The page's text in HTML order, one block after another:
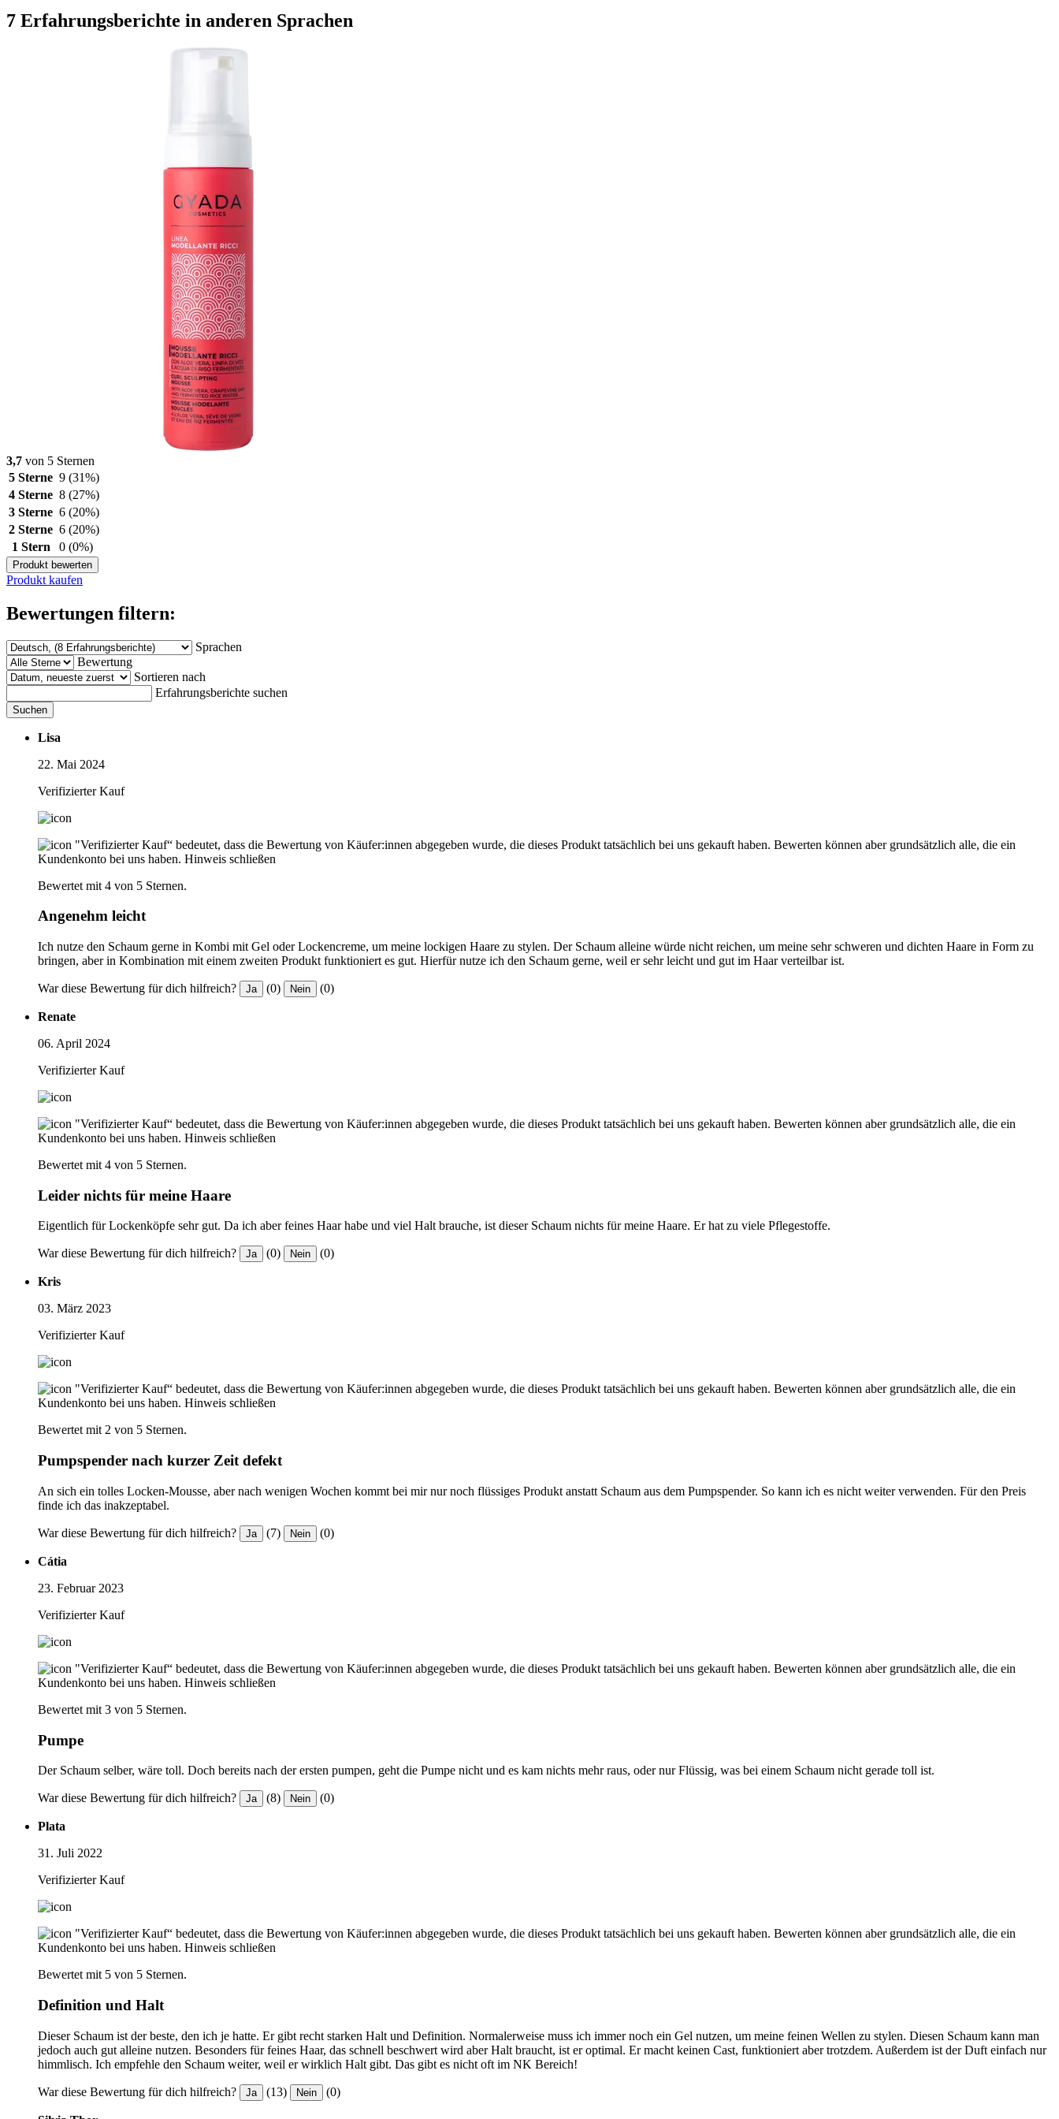
7 Erfahrungsberichte in anderen Sprachen
3,7 von 5 Sternen
5 Sterne 9 (31%)
4 Sterne 8 (27%)
3 Sterne 6 (20%)
2 Sterne 6 (20%)
1 Stern
0 (0%)
Produkt bewerten
Produkt kaufen
Bewertungen filtern:
Sprachen
Bewertung
Sortieren nach
Erfahrungsberichte suchen
Suchen
Lisa
22. Mai 2024
Verifizierter Kauf
"Verifizierter Kauf“ bedeutet, dass die Bewertung von Käufer:innen abgegeben wurde, die dieses Produkt tatsächlich bei uns gekauft haben. Bewerten können aber grundsätzlich alle, die ein
Kundenkonto bei uns haben. Hinweis schließen
Bewertet mit 4 von 5 Sternen.
Angenehm leicht
Ich nutze den Schaum gerne in Kombi mit Gel oder Lockencreme, um meine lockigen Haare zu stylen. Der Schaum alleine würde nicht reichen, um meine sehr schweren und dichten Haare in Form zu
bringen, aber in Kombination mit einem zweiten Produkt funktioniert es gut. Hierfür nutze ich den Schaum gerne, weil er sehr leicht und gut im Haar verteilbar ist.
War diese Bewertung für dich hilfreich? Ja (0) Nein (0)
Renate
06. April 2024
Verifizierter Kauf
"Verifizierter Kauf“ bedeutet, dass die Bewertung von Käufer:innen abgegeben wurde, die dieses Produkt tatsächlich bei uns gekauft haben. Bewerten können aber grundsätzlich alle, die ein
Kundenkonto bei uns haben. Hinweis schließen
Bewertet mit 4 von 5 Sternen.
Leider nichts für meine Haare
Eigentlich für Lockenköpfe sehr gut. Da ich aber feines Haar habe und viel Halt brauche, ist dieser Schaum nichts für meine Haare. Er hat zu viele Pflegestoffe.
War diese Bewertung für dich hilfreich? Ja (0) Nein (0)
Kris
03. März 2023
Verifizierter Kauf
"Verifizierter Kauf“ bedeutet, dass die Bewertung von Käufer:innen abgegeben wurde, die dieses Produkt tatsächlich bei uns gekauft haben. Bewerten können aber grundsätzlich alle, die ein
Kundenkonto bei uns haben. Hinweis schließen
Bewertet mit 2 von 5 Sternen.
Pumpspender nach kurzer Zeit defekt
An sich ein tolles Locken-Mousse, aber nach wenigen Wochen kommt bei mir nur noch flüssiges Produkt anstatt Schaum aus dem Pumpspender. So kann ich es nicht weiter verwenden. Für den Preis
finde ich das inakzeptabel.
War diese Bewertung für dich hilfreich? Ja (7) Nein (0)
Cátia
23. Februar 2023
Verifizierter Kauf
"Verifizierter Kauf“ bedeutet, dass die Bewertung von Käufer:innen abgegeben wurde, die dieses Produkt tatsächlich bei uns gekauft haben. Bewerten können aber grundsätzlich alle, die ein
Kundenkonto bei uns haben. Hinweis schließen
Bewertet mit 3 von 5 Sternen.
Pumpe
Der Schaum selber, wäre toll. Doch bereits nach der ersten pumpen, geht die Pumpe nicht und es kam nichts mehr raus, oder nur Flüssig, was bei einem Schaum nicht gerade toll ist.
War diese Bewertung für dich hilfreich? Ja (8) Nein (0)
Plata
31. Juli 2022
Verifizierter Kauf
"Verifizierter Kauf“ bedeutet, dass die Bewertung von Käufer:innen abgegeben wurde, die dieses Produkt tatsächlich bei uns gekauft haben. Bewerten können aber grundsätzlich alle, die ein
Kundenkonto bei uns haben. Hinweis schließen
Bewertet mit 5 von 5 Sternen.
Definition und Halt
Dieser Schaum ist der beste, den ich je hatte. Er gibt recht starken Halt und Definition. Normalerweise muss ich immer noch ein Gel nutzen, um meine feinen Wellen zu stylen. Diesen Schaum kann man
jedoch auch gut alleine nutzen. Besonders für feines Haar, das schnell beschwert wird aber Halt braucht, ist er optimal. Er macht keinen Cast, funktioniert aber trotzdem. Außerdem ist der Duft einfach nur
himmlisch. Ich empfehle den Schaum weiter, weil er wirklich Halt gibt. Das gibt es nicht oft im NK Bereich!
War diese Bewertung für dich hilfreich? Ja (13) Nein (0)